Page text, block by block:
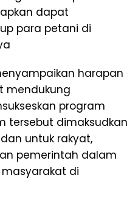
dapat
para petani di
harapan
mendukung
program
tersebut dimaksudkan
untuk rakyat,
pemerintah dalam
di